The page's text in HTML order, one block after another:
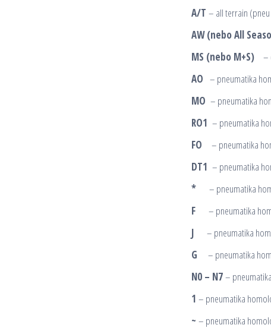
A/T – all terrain
AW (nebo All
MS (nebo M+S)
–
AO – pneumatika
MO – pneumatika
RO1 – pneumatika
FO
– pneumatika
DT1 – pneumatika
* – pneumatika
F
– pneumatika
J – pneumatika
G – pneumatika
N0 – N7–
1 – pneumatika
~ – pneumatika